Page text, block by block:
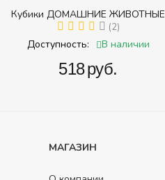
Кубики ДОМАШНИЕ ЖИВОТНЫЕ
(Томик) (Набор кубиков разрезных
(складных))
(2)
Доступность: В наличии
‍518‍руб.
МАГАЗИН